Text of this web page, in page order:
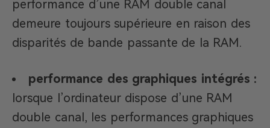
performance d’une RAM double canal
demeure toujours supérieure en raison des
disparités de bande passante de la RAM.
performance des graphiques intégrés :
lorsque l’ordinateur dispose d’une RAM
double canal, les performances graphiques